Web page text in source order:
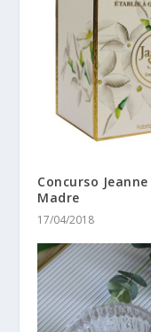
Concurso
Madre
17/04/2018